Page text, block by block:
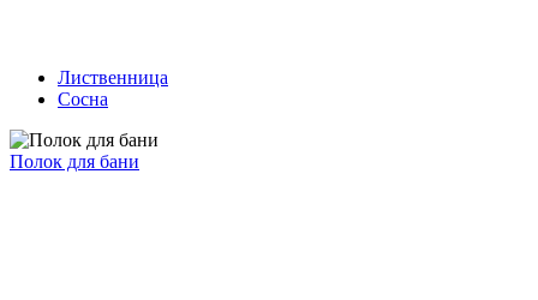
Лиственница
Сосна
Полок для бани